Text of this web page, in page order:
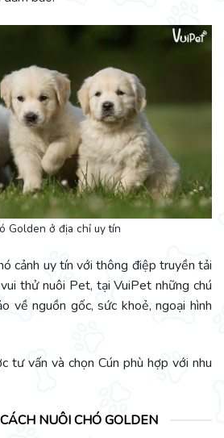
Golden ở địa chỉ uy tín
cảnh uy tín với thông điệp truyền tải
thử nuôi Pet, tại VuiPet những chú
về nguồn gốc, sức khoẻ, ngoại hình
tư vấn và chọn Cún phù hợp với nhu
NUÔI CHÓ GOLDEN